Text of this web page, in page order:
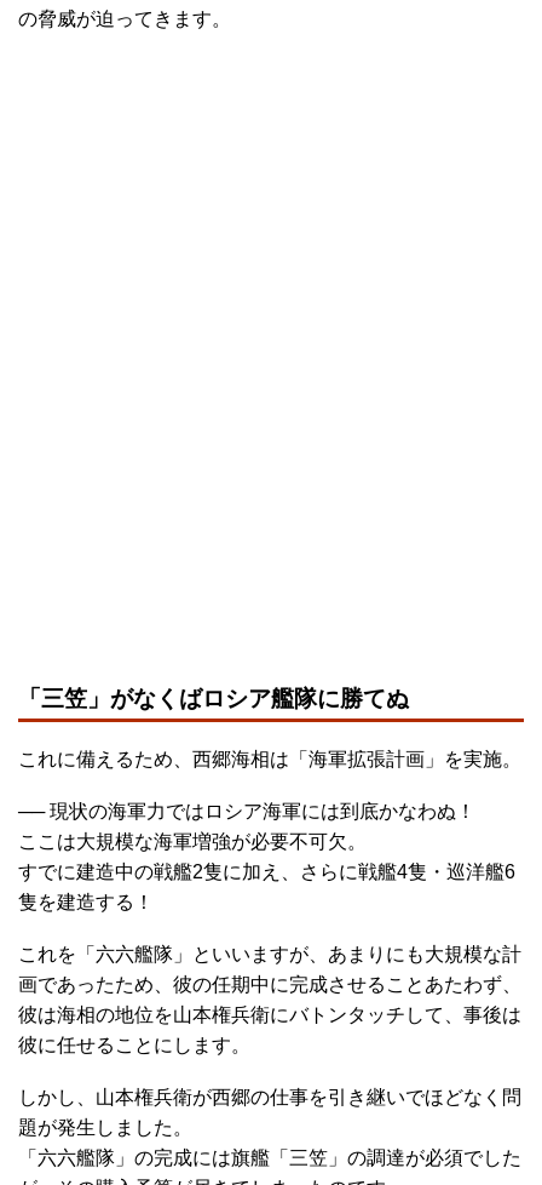
の脅威が迫ってきます。
「三笠」がなくばロシア艦隊に勝てぬ
これに備えるため、西郷海相は「海軍拡張計画」を実施。
── 現状の海軍力ではロシア海軍には到底かなわぬ！
ここは大規模な海軍増強が必要不可欠。
すでに建造中の戦艦2隻に加え、さらに戦艦4隻・巡洋艦6
隻を建造する！
これを「六六艦隊」といいますが、あまりにも大規模な計
画であったため、彼の任期中に完成させることあたわず、
彼は海相の地位を山本権兵衛にバトンタッチして、事後は
彼に任せることにします。
しかし、山本権兵衛が西郷の仕事を引き継いでほどなく問
題が発生しました。
「六六艦隊」の完成には旗艦「三笠」の調達が必須でした